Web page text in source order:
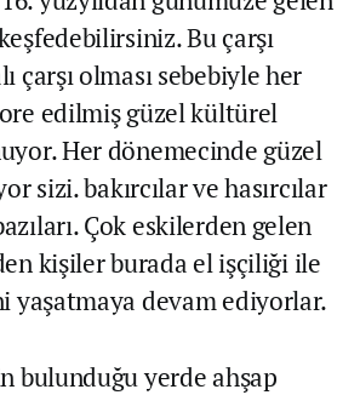
Bu çarşı
çarşı olması sebebiyle her
edilmiş güzel kültürel
Her dönemecinde güzel
sizi. bakırcılar ve hasırcılar
Çok eskilerden gelen
kişiler burada el işçiliği ile
yaşatmaya devam ediyorlar.
bulunduğu yerde ahşap